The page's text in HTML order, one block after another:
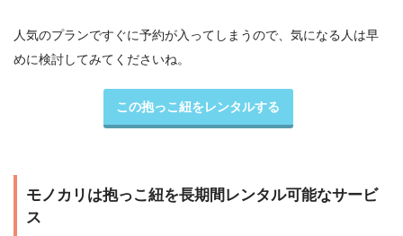
人気のプランですぐに予約が入ってしまうので、気になる人は早
めに検討してみてくださいね。
この抱っこ紐をレンタルする
モノカリは抱っこ紐を長期間レンタル可能なサービ
ス